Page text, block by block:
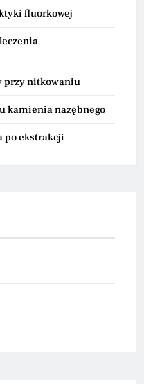
fluorkowej
przy nitkowaniu
kamienia nazębnego
po ekstrakcji